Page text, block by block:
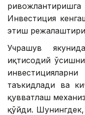
Инвестиция
этиш
Учрашув
иқтисодий
таъкидлади ва
қувватлаш
қўйди.